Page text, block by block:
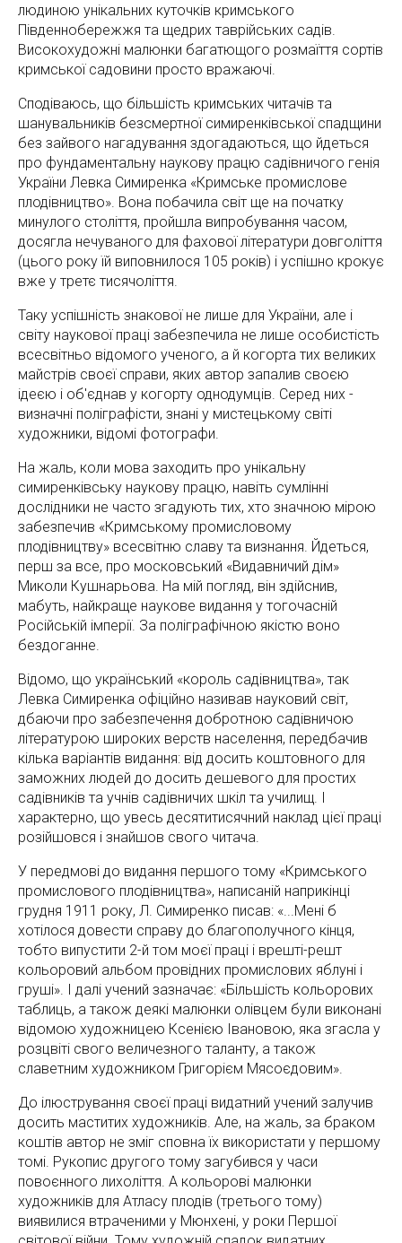
людиною унікальних куточків кримського
Південнобережжя та щедрих таврійських садів.
Високохудожні малюнки багатющого розмаїття сортів
кримської садовини просто вражаючі.
Сподіваюсь, що більшість кримських читачів та
шанувальників безсмертної симиренківської спадщини
без зайвого нагадування здогадаються, що йдеться
про фундаментальну наукову працю садівничого генія
України Левка Симиренка «Кримське промислове
плодівництво». Вона побачила світ ще на початку
минулого століття, пройшла випробування часом,
досягла нечуваного для фахової літератури довголіття
(цього року їй виповнилося 105 років) і успішно крокує
вже у третє тисячоліття.
Таку успішність знакової не лише для України, але і
світу наукової праці забезпечила не лише особистість
всесвітньо відомого ученого, а й когорта тих великих
майстрів своєї справи, яких автор запалив своєю
ідеєю і об'єднав у когорту однодумців. Серед них -
визначні поліграфісти, знані у мистецькому світі
художники, відомі фотографи.
На жаль, коли мова заходить про унікальну
симиренківську наукову працю, навіть сумлінні
дослідники не часто згадують тих, хто значною мірою
забезпечив «Кримському промисловому
плодівництву» всесвітню славу та визнання. Йдеться,
перш за все, про московський «Видавничий дім»
Миколи Кушнарьова. На мій погляд, він здійснив,
мабуть, найкраще наукове видання у тогочасній
Російській імперії. За поліграфічною якістю воно
бездоганне.
Відомо, що український «король садівництва», так
Левка Симиренка офіційно називав науковий світ,
дбаючи про забезпечення добротною садівничою
літературою широких верств населення, передбачив
кілька варіантів видання: від досить коштовного для
заможних людей до досить дешевого для простих
садівників та учнів садівничих шкіл та училищ. І
характерно, що увесь десятитисячний наклад цієї праці
розійшовся і знайшов свого читача.
У передмові до видання першого тому «Кримського
промислового плодівництва», написаній наприкінці
грудня 1911 року, Л. Симиренко писав: «...Мені б
хотілося довести справу до благополучного кінця,
тобто випустити 2-й том моєї праці і врешті-решт
кольоровий альбом провідних промислових яблуні і
груші». І далі учений зазначає: «Більшість кольорових
таблиць, а також деякі малюнки олівцем були виконані
відомою художницею Ксенією Івановою, яка згасла у
розцвіті свого величезного таланту, а також
славетним художником Григорієм Мясоєдовим».
До ілюстрування своєї праці видатний учений залучив
досить маститих художників. Але, на жаль, за браком
коштів автор не зміг сповна їх використати у першому
томі. Рукопис другого тому загубився у часи
повоєнного лихоліття. А кольорові малюнки
художників для Атласу плодів (третього тому)
виявилися втраченими у Мюнхені, у роки Першої